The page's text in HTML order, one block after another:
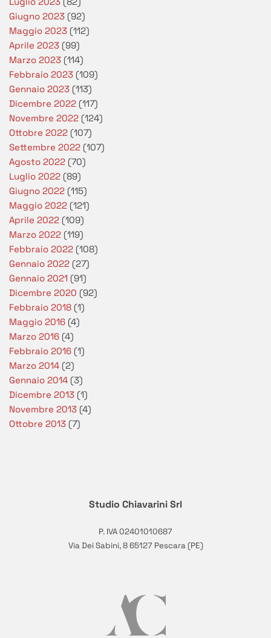
Giugno 2023 (92)
Maggio 2023 (112)
Aprile 2023 (99)
Marzo 2023 (114)
Febbraio 2023 (109)
Gennaio 2023 (113)
Dicembre 2022 (117)
Novembre 2022 (124)
Ottobre 2022 (107)
Settembre 2022 (107)
Agosto 2022 (70)
Luglio 2022 (89)
Giugno 2022 (115)
Maggio 2022 (121)
Aprile 2022 (109)
Marzo 2022 (119)
Febbraio 2022 (108)
Gennaio 2022 (27)
Gennaio 2021 (91)
Dicembre 2020 (92)
Febbraio 2018 (1)
Maggio 2016 (4)
Marzo 2016 (4)
Febbraio 2016 (1)
Marzo 2014 (2)
Gennaio 2014 (3)
Dicembre 2013 (1)
Novembre 2013 (4)
Ottobre 2013 (7)
Studio Chiavarini Srl
P. IVA 02401010687
Via Dei Sabini, 8 65127 Pescara (PE)